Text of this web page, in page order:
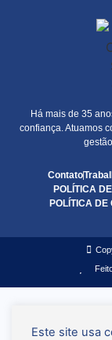
Há mais de 35
confiança. Atuamos
Contato
POLÍTICA
POLÍTICA DE
Este site usa